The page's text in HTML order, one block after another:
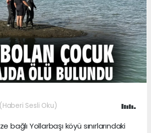
(Haberi Sesli Oku)
bağlı Yollarbaşı köyü sınırlarındaki